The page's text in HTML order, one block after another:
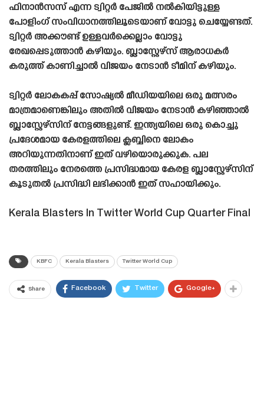
ഫിനാൻസസ് എന്ന ട്വിറ്റർ പേജിൽ നൽകിയിട്ടുള്ള
പോളിംഗ് സംവിധാനത്തിലൂടെയാണ് വോട്ടു ചെയ്യേണ്ടത്.
ട്വിറ്റർ അക്കൗണ്ട് ഉള്ളവർക്കെല്ലാം വോട്ടു
രേഖപ്പെടുത്താൻ കഴിയും. ബ്ലാസ്റ്റേഴ്‌സ് ആരാധകർ
കരുത്ത് കാണിച്ചാൽ വിജയം നേടാൻ ടീമിന് കഴിയും.
ട്വിറ്റർ ലോകകപ്പ് സോഷ്യൽ മീഡിയയിലെ ഒരു മത്സരം
മാത്രമാണെങ്കിലും അതിൽ വിജയം നേടാൻ കഴിഞ്ഞാൽ
ബ്ലാസ്റ്റേഴ്‌സിന് നേട്ടങ്ങളുണ്ട്. ഇന്ത്യയിലെ ഒരു കൊച്ചു
പ്രദേശമായ കേരളത്തിലെ ക്ലബ്ബിനെ ലോകം
അറിയുന്നതിനാണ് ഇത് വഴിയൊരുക്കുക. പല
തരത്തിലും നേരത്തെ പ്രസിദ്ധമായ കേരള ബ്ലാസ്റ്റേഴ്‌സിന്
കൂടുതൽ പ്രസിദ്ധി ലഭിക്കാൻ ഇത് സഹായിക്കും.
Kerala Blasters In Twitter World Cup Quarter Final
KBFC Kerala Blasters Twitter World Cup
Share Facebook Twitter Google+